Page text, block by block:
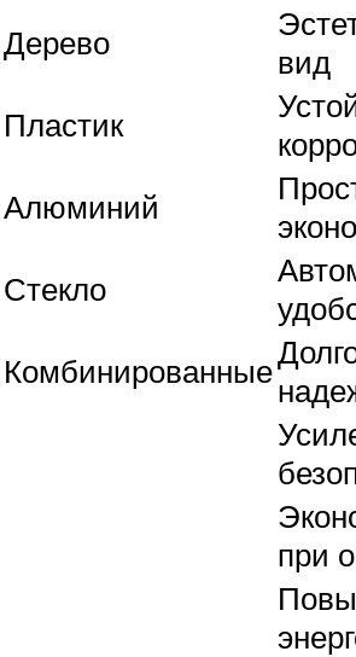
Дерево
вид
Пластик
Алюминий
Стекло
Комбинированные
при